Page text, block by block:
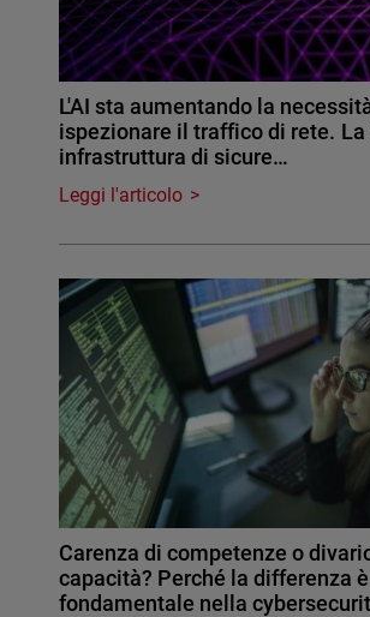
L'AI sta aumentando la
ispezionare il traffico di rete. La
infrastruttura di sicure…
Leggi l'articolo
Carenza di competenze o
capacità? Perché la differenza è
fondamentale nella